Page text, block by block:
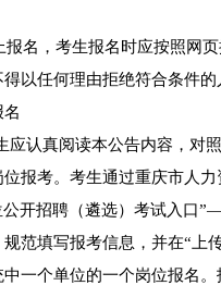
，考生报名时应按照网页
以任何理由拒绝符合条件的
名
应认真阅读本公告内容，对
报考。考生通过重庆市人
开招聘（遴选）考试入口
范填写报考信息，并在“上
一个单位的一个岗位报名